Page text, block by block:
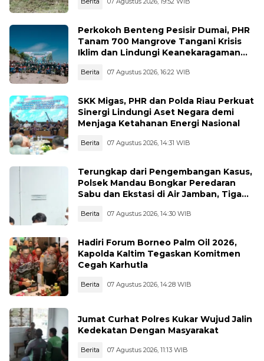
Perkokoh Benteng Pesisir Dumai, PHR
Tanam 700 Mangrove Tangani Krisis
Iklim dan Lindungi Keanekaragaman
Berita 07 Agustus 2026, 16:22 WIB
SKK Migas, PHR dan Polda Riau Perkuat
Sinergi Lindungi Aset Negara demi
Menjaga Ketahanan Energi Nasional
Berita 07 Agustus 2026, 14:31 WIB
Terungkap dari Pengembangan Kasus,
Polsek Mandau Bongkar Peredaran
Sabu dan Ekstasi di Air Jamban, Tiga
Berita 07 Agustus 2026, 14:30 WIB
Hadiri Forum Borneo Palm Oil 2026,
Kapolda Kaltim Tegaskan Komitmen
Cegah Karhutla
Berita 07 Agustus 2026, 14:28 WIB
Jumat Curhat Polres Kukar Wujud Jalin
Kedekatan Dengan Masyarakat
Berita 07 Agustus 2026, 11:13 WIB